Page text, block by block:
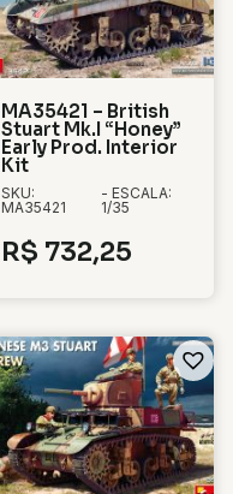
MA35421 – British
Stuart Mk.I “Honey”
Early Prod. Interior
Kit
SKU:
MA35421
- ESCALA:
1/35
R$ 732,25